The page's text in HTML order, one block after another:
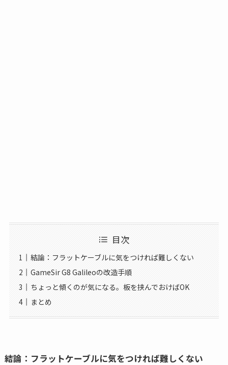
目次
結論：フラットケーブルに気をつければ難しくない
GameSir G8 Galileoの改造手順
ちょっと傾くのが気になる。板を挟んでおけばOK
まとめ
結論：フラットケーブルに気をつければ難しくない